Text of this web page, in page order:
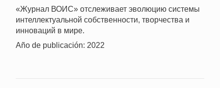
«Журнал ВОИС» отслеживает эволюцию системы
интеллектуальной собственности, творчества и
инноваций в мире.
Año de publicación: 2022